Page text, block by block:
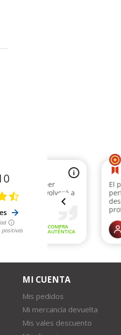
MI CUENTA
Mis pedidos
Mi mercancía devuelta
Mis vales descuento